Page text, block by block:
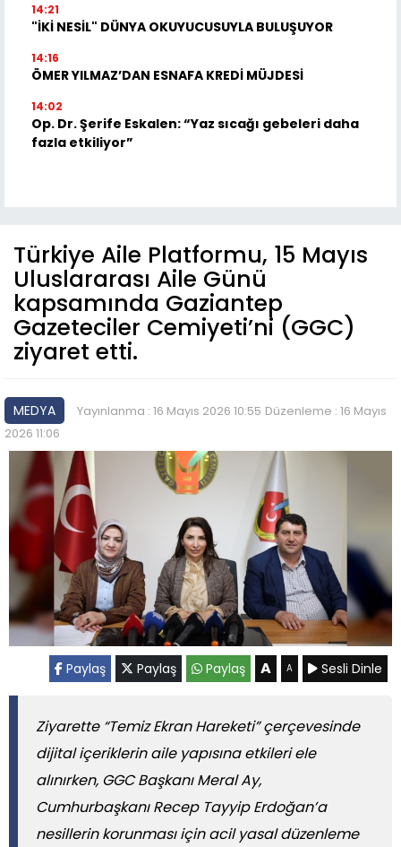
14:21
"İKİ NESİL" DÜNYA OKUYUCUSUYLA BULUŞUYOR
14:16
ÖMER YILMAZ’DAN ESNAFA KREDİ MÜJDESİ
14:02
Op. Dr. Şerife Eskalen: “Yaz sıcağı gebeleri daha
fazla etkiliyor”
Türkiye Aile Platformu, 15 Mayıs
Uluslararası Aile Günü
kapsamında Gaziantep
Gazeteciler Cemiyeti’ni (GGC)
ziyaret etti.
MEDYA Yayınlanma : 16 Mayıs 2026 10:55 Düzenleme : 16 Mayıs
2026 11:06
Paylaş Paylaş Paylaş A A Sesli Dinle
Ziyarette “Temiz Ekran Hareketi” çerçevesinde
dijital içeriklerin aile yapısına etkileri ele
alınırken, GGC Başkanı Meral Ay,
Cumhurbaşkanı Recep Tayyip Erdoğan’a
nesillerin korunması için acil yasal düzenleme